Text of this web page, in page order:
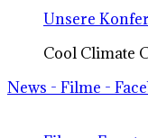
Unsere
Cool Climate
News - Filme -